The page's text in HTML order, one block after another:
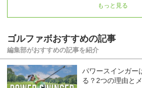
もっと見る
ゴルファボおすすめの記事
編集部がおすすめの記事を紹介
パワースインガー
る？2つの理由と